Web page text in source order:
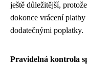
ještě důležitější,
dokonce vrácení
dodatečnými poplatky.
Pravidelná kontrola